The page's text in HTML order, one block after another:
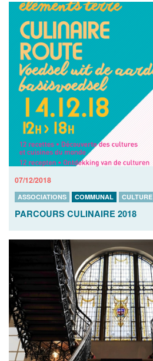
07/12/2018
ASSOCIATIONS COMMUNAL CULTURE
PARCOURS CULINAIRE 2018